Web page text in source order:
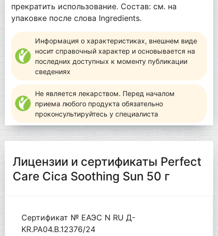
прекратить использование. Состав: см. на
упаковке после слова Ingredients.
Информация о характеристиках, внешнем виде
носит справочный характер и основывается на
последних доступных к моменту публикации
сведениях
Не является лекарством. Перед началом
приема любого продукта обязательно
проконсультируйтесь у специалиста
Лицензии и сертификаты Perfect
Care Cica Soothing Sun 50 г
Сертификат № ЕАЭС N RU Д-
KR.РА04.В.12376/24